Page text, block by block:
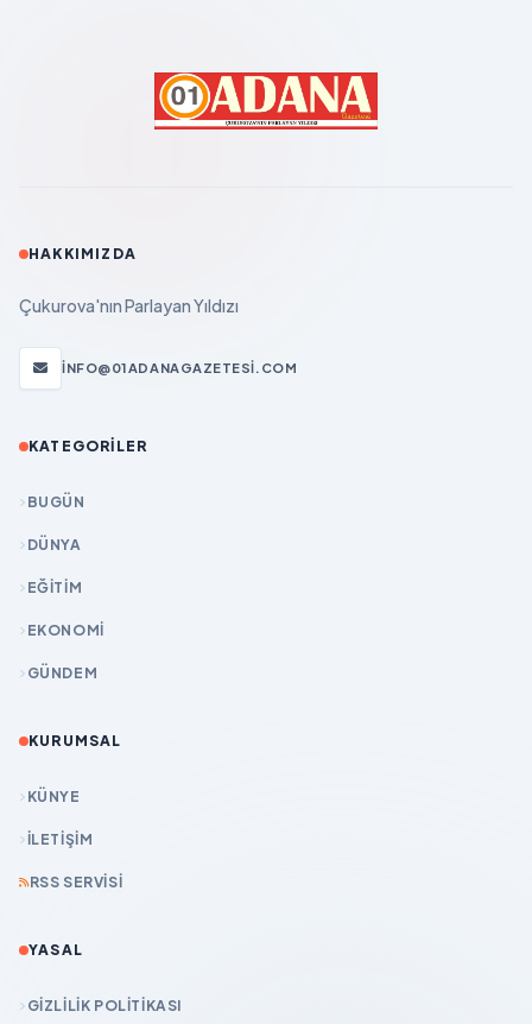
HAKKIMIZDA
Çukurova'nın Parlayan Yıldızı
INFO@01ADANAGAZETESI.COM
KATEGORILER
BUGÜN
DÜNYA
EĞİTİM
EKONOMİ
GÜNDEM
KURUMSAL
KÜNYE
İLETIŞIM
RSS SERVISI
YASAL
GIZLILIK POLITIKASI